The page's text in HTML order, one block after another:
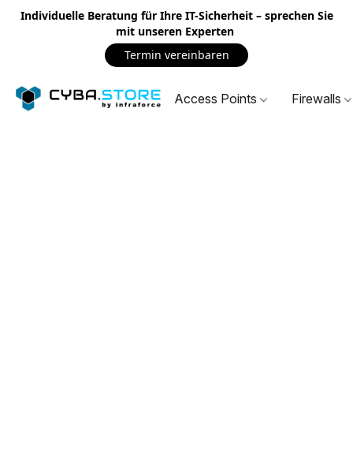
Individuelle Beratung für Ihre IT-Sicherheit – sprechen Sie
mit unseren Experten
Termin vereinbaren
Access Points Firewalls